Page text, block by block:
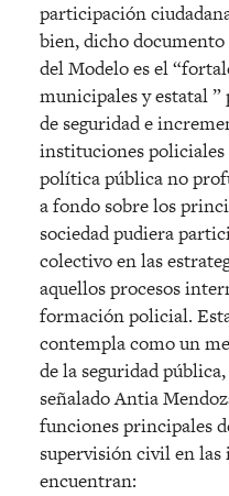
participación
bien, dicho
del Modelo es el
municipales y estatal
de seguridad e
instituciones policiales
política pública no
a fondo sobre los
sociedad pudiera
colectivo en las
aquellos procesos
formación policial.
contempla como un
de la seguridad
señalado Antia
funciones principales
supervisión civil en las
encuentran: